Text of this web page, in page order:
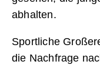
abhalten.
Sportliche
die Nachfrage